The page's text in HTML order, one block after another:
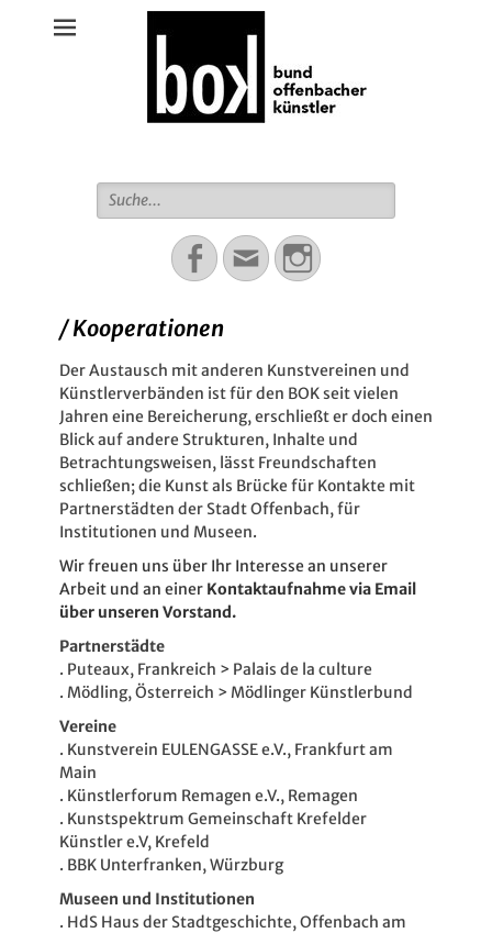
Suche
für:
Facebook
EmailInstagram
/ Kooperationen
Der Austausch mit anderen Kunstvereinen und
Künstlerverbänden ist für den BOK seit vielen
Jahren eine Bereicherung, erschließt er doch einen
Blick auf andere Strukturen, Inhalte und
Betrachtungsweisen, lässt Freundschaften
schließen; die Kunst als Brücke für Kontakte mit
Partnerstädten der Stadt Offenbach, für
Institutionen und Museen.
Wir freuen uns über Ihr Interesse an unserer
Arbeit und an einer Kontaktaufnahme via Email
über unseren Vorstand.
Partnerstädte
. Puteaux, Frankreich > Palais de la culture
. Mödling, Österreich > Mödlinger Künstlerbund
Vereine
. Kunstverein EULENGASSE e.V., Frankfurt am
Main
. Künstlerforum Remagen e.V., Remagen
. Kunstspektrum Gemeinschaft Krefelder
Künstler e.V, Krefeld
. BBK Unterfranken, Würzburg
Museen und Institutionen
. HdS Haus der Stadtgeschichte, Offenbach am